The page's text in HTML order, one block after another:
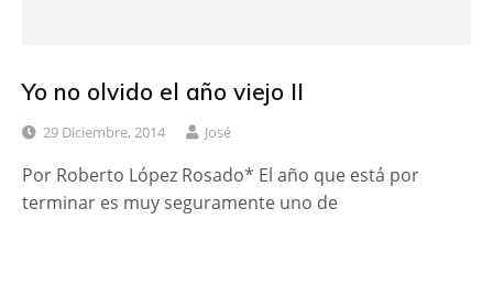
Yo no olvido el año viejo II
29 Diciembre, 2014 José
Por Roberto López Rosado* El año que está por
terminar es muy seguramente uno de